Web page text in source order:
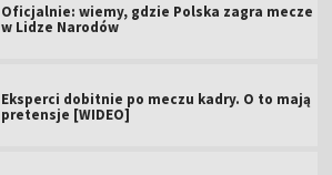
Oficjalnie: wiemy, gdzie Polska zagra mecze
w Lidze Narodów
Eksperci dobitnie po meczu kadry. O to mają
pretensje [WIDEO]